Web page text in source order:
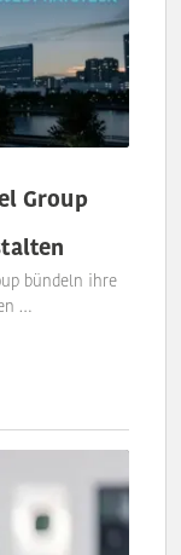
Group
bündeln ihre
…